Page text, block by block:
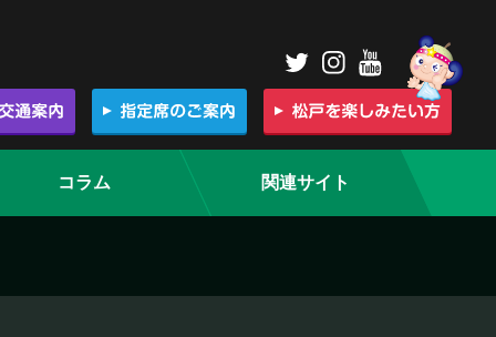
コラム 関連サイト